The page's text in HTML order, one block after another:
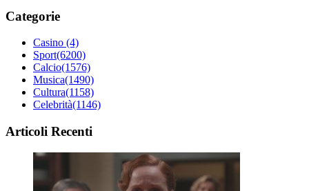
Categorie
Casino (4)
Sport(6200)
Calcio(1576)
Musica(1490)
Cultura(1158)
Celebrità(1146)
Articoli Recenti